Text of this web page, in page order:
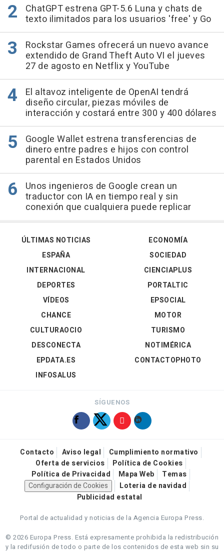
ChatGPT estrena GPT-5.6 Luna y chats de
texto ilimitados para los usuarios 'free' y Go
Rockstar Games ofrecerá un nuevo avance
extendido de Grand Theft Auto VI el jueves
27 de agosto en Netflix y YouTube
El altavoz inteligente de OpenAI tendrá
diseño circular, piezas móviles de
interacción y costará entre 300 y 400 dólares
Google Wallet estrena transferencias de
dinero entre padres e hijos con control
parental en Estados Unidos
Unos ingenieros de Google crean un
traductor con IA en tiempo real y sin
conexión que cualquiera puede replicar
ÚLTIMAS NOTICIAS
ESPAÑA
INTERNACIONAL
DEPORTES
VÍDEOS
ECONOMÍA
SOCIEDAD
CIENCIAPLUS
PORTALTIC
EPSOCIAL
CHANCE
CULTURAOCIO
DESCONECTA
EPDATA.ES
INFOSALUS
MOTOR
TURISMO
NOTIMÉRICA
CONTACTOPHOTO
SÍGUENOS
Contacto Aviso legal
Cumplimiento normativo
Oferta de servicios
Política de Cookies
Política de Privacidad
Mapa Web
Temas
Configuración de Cookies
Loteria de navidad
Publicidad estatal
Portal de actualidad y noticias de la Agencia Europa Press.
© 2026 Europa Press. Está expresamente prohibida la redistribución
y la redifusión de todo o parte de los contenidos de esta web sin su